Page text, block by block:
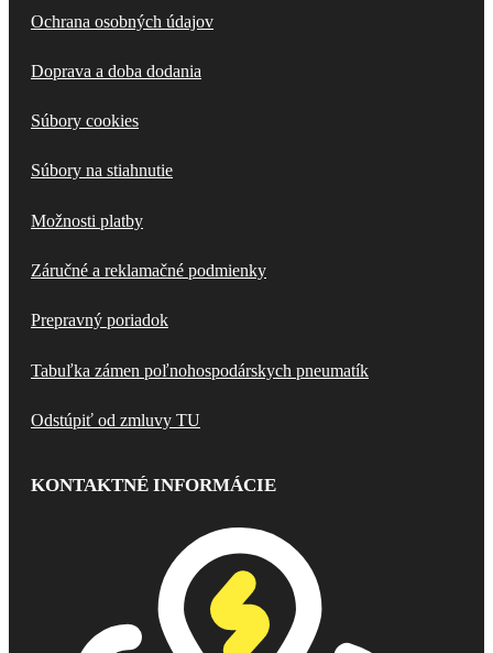
Ochrana osobných údajov
Doprava a doba dodania
Súbory cookies
Súbory na stiahnutie
Možnosti platby
Záručné a reklamačné podmienky
Prepravný poriadok
Tabuľka zámen poľnohospodárskych pneumatík
Odstúpiť od zmluvy TU
KONTAKTNÉ INFORMÁCIE